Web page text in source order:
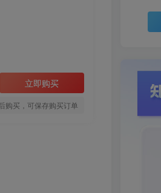
立即购买
购买，可保存购买订单